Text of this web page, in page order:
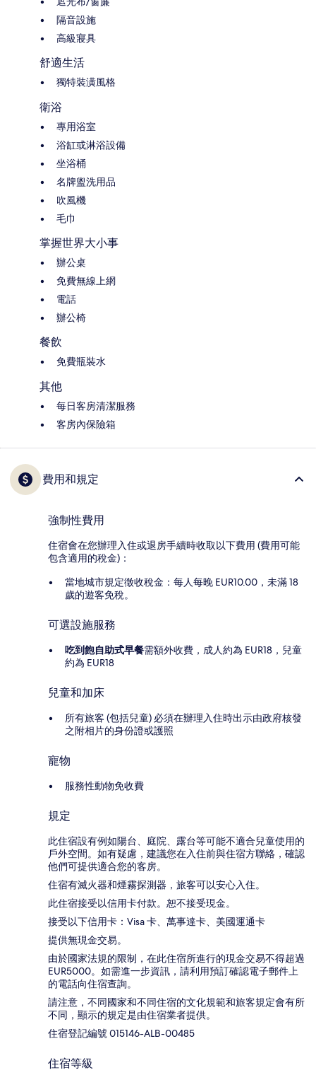
隔音設施
高級寢具
舒適生活
獨特裝潢風格
衛浴
專用浴室
浴缸或淋浴設備
坐浴桶
名牌盥洗用品
吹風機
毛巾
掌握世界大小事
辦公桌
免費無線上網
電話
辦公椅
餐飲
免費瓶裝水
其他
每日客房清潔服務
客房內保險箱
費用和規定
強制性費用
住宿會在您辦理入住或退房手續時收取以下費用 (費用可能
包含適用的稅金)：
當地城市規定徵收稅金：每人每晚 EUR10.00，未滿 18
歲的遊客免稅。
可選設施服務
吃到飽自助式早餐需額外收費，成人約為 EUR18，兒童
約為 EUR18
兒童和加床
所有旅客 (包括兒童) 必須在辦理入住時出示由政府核發
之附相片的身份證或護照
寵物
服務性動物免收費
規定
此住宿設有例如陽台、庭院、露台等可能不適合兒童使用的
戶外空間。如有疑慮，建議您在入住前與住宿方聯絡，確認
他們可提供適合您的客房。
住宿有滅火器和煙霧探測器，旅客可以安心入住。
此住宿接受以信用卡付款。恕不接受現金。
接受以下信用卡：Visa 卡、萬事達卡、美國運通卡
提供無現金交易。
由於國家法規的限制，在此住宿所進行的現金交易不得超過
EUR5000。如需進一步資訊，請利用預訂確認電子郵件上
的電話向住宿查詢。
請注意，不同國家和不同住宿的文化規範和旅客規定會有所
不同，顯示的規定是由住宿業者提供。
住宿登記編號 015146-ALB-00485
住宿等級